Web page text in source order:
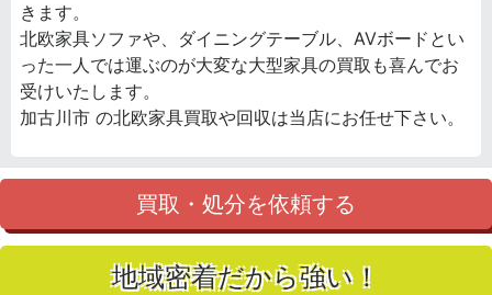
きます。
北欧家具ソファや、ダイニングテーブル、AVボードとい
った一人では運ぶのが大変な大型家具の買取も喜んでお
受けいたします。
加古川市 の北欧家具買取や回収は当店にお任せ下さい。
買取・処分を依頼する
地域密着だから強い！